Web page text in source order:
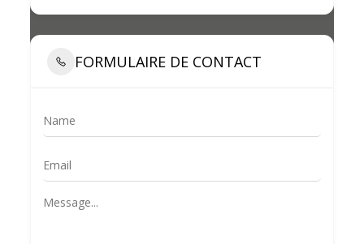
FORMULAIRE DE CONTACT